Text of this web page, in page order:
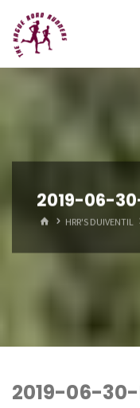
Spring
naar
inhoud
2019-06-
HOMEHRR'S DUIVENTIL
2019-06-